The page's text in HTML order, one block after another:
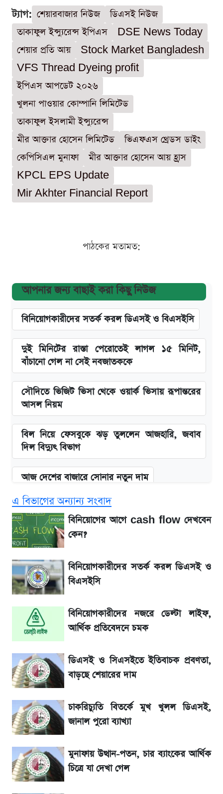
ট্যাগ: শেয়ারবাজার নিউজ
ডিএসই নিউজ
তাকাফুল ইন্স্যুরেন্স ইপিএস
DSE News Today
শেয়ার প্রতি আয়
Stock Market Bangladesh
VFS Thread Dyeing profit
ইপিএস আপডেট ২০২৬
খুলনা পাওয়ার কোম্পানি লিমিটেড
তাকাফুল ইসলামী ইন্স্যুরেন্স
মীর আক্তার হোসেন লিমিটেড
ভিএফএস থ্রেডস ডাইং
কেপিসিএল মুনাফা
মীর আক্তার হোসেন আয় হ্রাস
KPCL EPS Update
Mir Akhter Financial Report
পাঠকের মতামত:
আপনার জন্য বাছাই করা কিছু নিউজ
বিনিয়োগকারীদের সতর্ক করল ডিএসই ও বিএসইসি
দুই মিনিটের রাস্তা পেরোতেই লাগল ১৫ মিনিট,
বাঁচানো গেল না সেই নবজাতককে
সৌদিতে ভিজিট ভিসা থেকে ওয়ার্ক ভিসায় রূপান্তরের
আসল নিয়ম
বিল নিয়ে ফেসবুকে ঝড় তুললেন আজহারি, জবাব
দিল বিদ্যুৎ বিভাগ
আজ দেশের বাজারে সোনার নতুন দাম
'এমবাপ্পে বাংলাদেশে'—বড় ঘোষণার পর যা জানাল
সরকার
BCB compliance report উঠে এলো
গুরুত্বপূর্ণ সুপারিশ
নবম পে-স্কেল নিয়ে চূড়ান্ত প্রস্তুতি, অপেক্ষা মন্ত্রিসভার
অনুমোদনের
আগামী ৪ দিনের আবহাওয়া নিয়ে বড় সতর্কবার্তা
IMEI নম্বর চেক করার সহজ উপায়; Android ও
iPhone-এ IMEI দেখবেন যেভাবে
৮ ব্র্যান্ডের ত্বক ফর্সাকারী ক্রিমে ভয়াবহ মাত্রার মার্কারি
ভবন নির্মাণে নতুন নিয়ম: বাংলাদেশ building
code যা মানতে হবে
মেঘনা পেট্রোলিয়ামের চেয়ারম্যান নিয়োগ
এ বিভাগের অন্যান্য সংবাদ
বিনিয়োগের আগে cash flow দেখবেন
কেন?
বিনিয়োগকারীদের সতর্ক করল ডিএসই ও
বিএসইসি
বিনিয়োগকারীদের নজরে ডেল্টা লাইফ,
আর্থিক প্রতিবেদনে চমক
ডিএসই ও সিএসইতে ইতিবাচক প্রবণতা,
বাড়ছে শেয়ারের দাম
চাকরিচ্যুতি বিতর্কে মুখ খুলল ডিএসই,
জানাল পুরো ব্যাখ্যা
মুনাফায় উত্থান-পতন, চার ব্যাংকের আর্থিক
চিত্রে যা দেখা গেল